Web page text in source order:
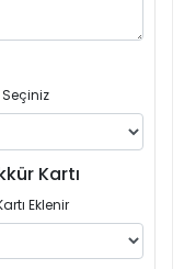
Kartı
Eklenir